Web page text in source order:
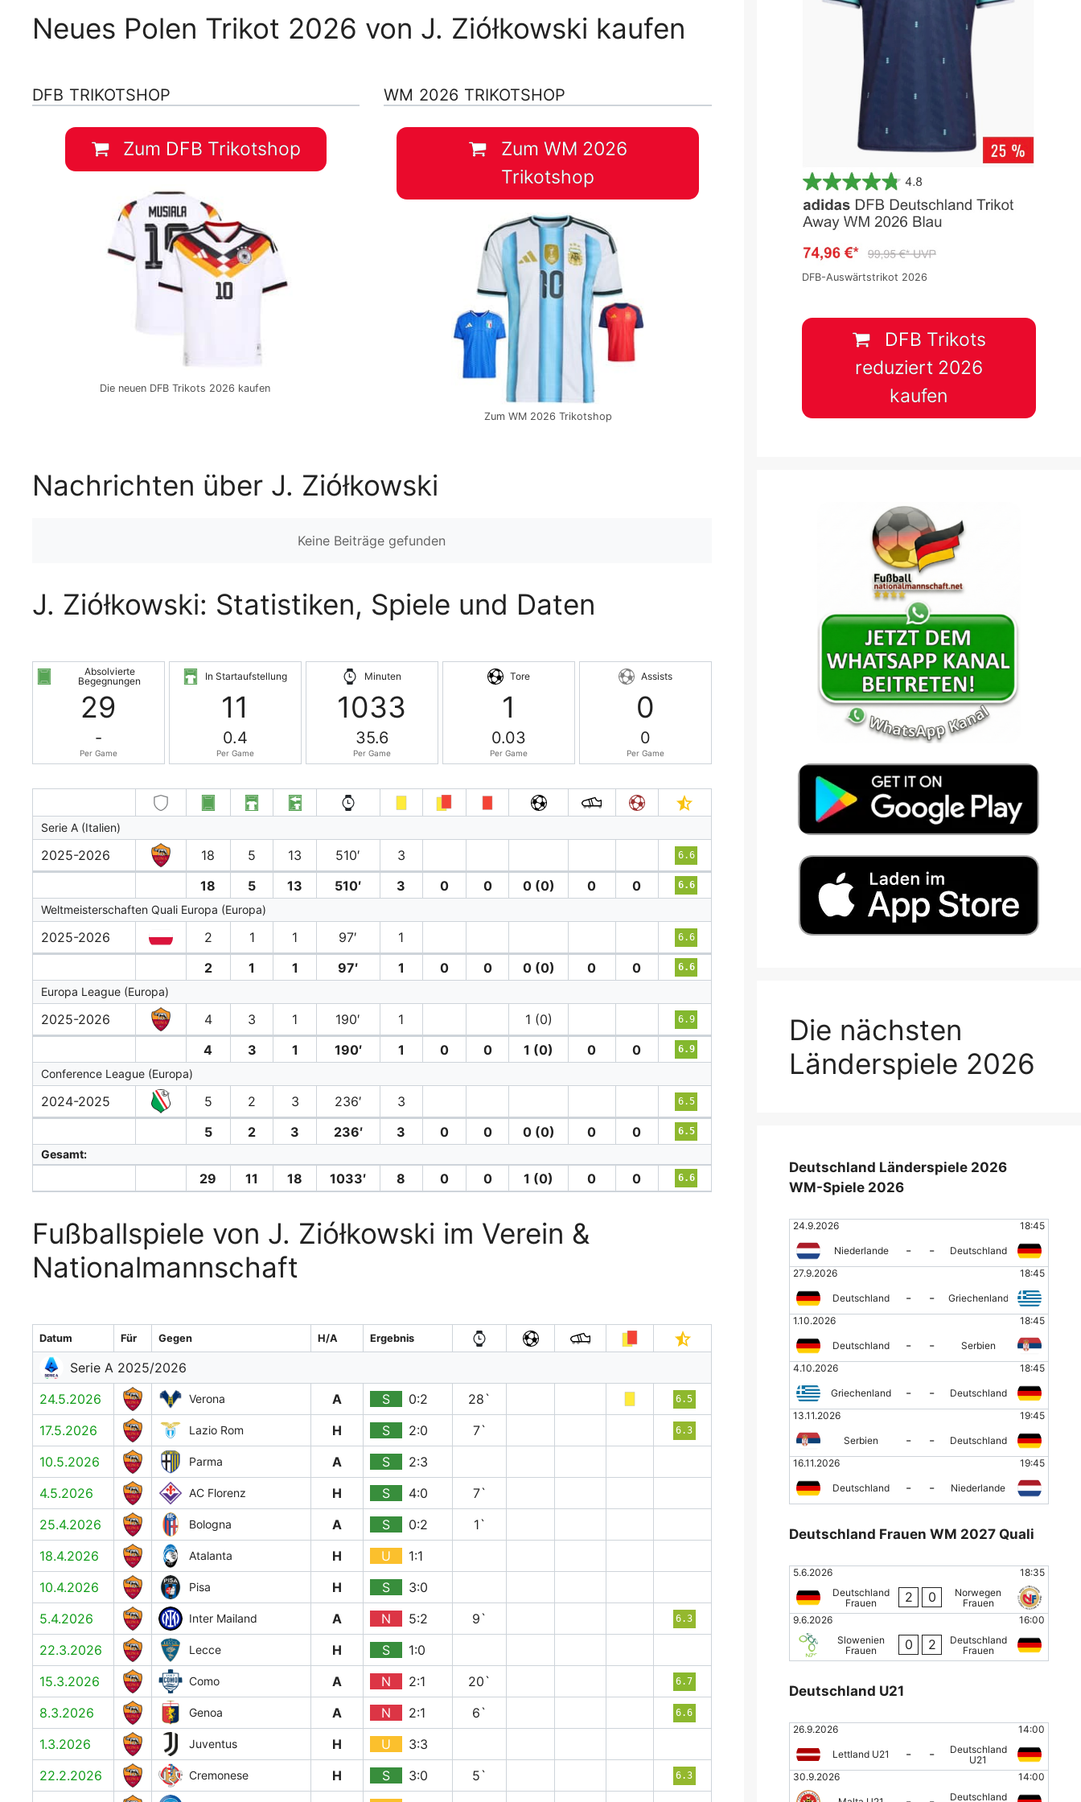
Neues Polen Trikot 2026 von J. Ziółkowski kaufen
DFB TRIKOTSHOP
Zum DFB Trikotshop
Die neuen DFB Trikots 2026 kaufen
WM 2026 TRIKOTSHOP
Zum WM 2026
Trikotshop
Zum WM 2026 Trikotshop
Nachrichten über J. Ziółkowski
Keine Beiträge gefunden
J. Ziółkowski: Statistiken, Spiele und Daten
Absolvierte
Begegnungen
29
-
Per Game
In Startaufstellung
11
0.4
Per Game
Minuten
1033
35.6
Per Game
Tore
1
0.03
Per Game
Assists
0
0
Per Game
Serie A (Italien)
2025-2026 18 5 13 510′ 3 6.6
18 5 13 510′ 3 0 0 0 (0) 0 0 6.6
Weltmeisterschaften Quali Europa (Europa)
2025-2026 2 1 1 97′ 1 6.6
2 1 1 97′ 1 0 0 0 (0) 0 0 6.6
Europa League (Europa)
2025-2026 4 3 1 190′ 1 1 (0) 6.9
4 3 1 190′ 1 0 0 1 (0) 0 0 6.9
Conference League (Europa)
2024-2025 5 2 3 236′ 3 6.5
5 2 3 236′ 3 0 0 0 (0) 0 0 6.5
Gesamt:
29 11 18 1033′ 8 0 0 1 (0) 0 0 6.6
Fußballspiele von J. Ziółkowski im Verein &
Nationalmannschaft
Datum Für Gegen H/A Ergebnis
Serie A 2025/2026
24.5.2026
Verona A S 0:2 28` 6.5
17.5.2026 Lazio Rom H S 2:0 7` 6.3
10.5.2026 Parma A S
2:3
4.5.2026
AC Florenz H S 4:0
7`
25.4.2026
Bologna A S 0:2
1`
18.4.2026
Atalanta H U
1:1
10.4.2026
Pisa H S
3:0
5.4.2026
Inter Mailand A N 5:2 9` 6.3
22.3.2026 Lecce H S
1:0
15.3.2026
Como A N 2:1 20` 6.7
8.3.2026 Genoa A N 2:1 6` 6.6
1.3.2026 Juventus H U
3:3
22.2.2026
Cremonese H S 3:0 5` 6.3
DFB-Auswärtstrikot 2026
DFB Trikots
reduziert 2026
kaufen
Die nächsten
Länderspiele 2026
Deutschland Länderspiele 2026
WM-Spiele 2026
24.9.2026 18:45
Niederlande - -
Deutschland
27.9.2026
18:45
Deutschland - -
Griechenland
1.10.2026
18:45
Deutschland - -
Serbien
4.10.2026
18:45
Griechenland - -
Deutschland
13.11.2026
19:45
Serbien - -
Deutschland
16.11.2026
19:45
Deutschland - - Niederlande
Deutschland Frauen WM 2027 Quali
5.6.2026
18:35
Deutschland
Frauen
2 0
Norwegen
Frauen
9.6.2026
16:00
Slowenien
Frauen
0 2
Deutschland
Frauen
Deutschland U21
26.9.2026 14:00
Lettland U21 - -
Deutschland
U21
30.9.2026
14:00
Deutschland